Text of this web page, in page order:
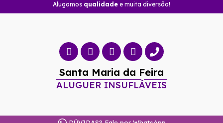
Alugamos qualidade e muita diversão!
Santa Maria da Feira
ALUGUER INSUFLÁVEIS